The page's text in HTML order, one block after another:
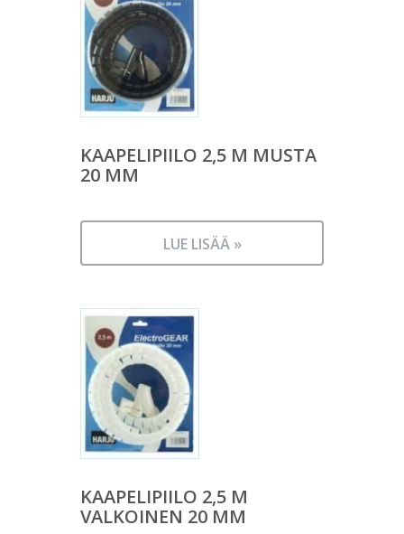
KAAPELIPIILO 2,5 M MUSTA
20 MM
LUE LISÄÄ »
KAAPELIPIILO 2,5 M
VALKOINEN 20 MM